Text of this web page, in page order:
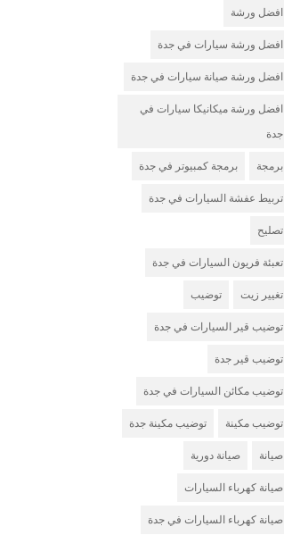
افضل ورشة
افضل ورشة سيارات في جدة
افضل ورشة صيانة سيارات في جدة
افضل ورشة ميكانيكا سيارات في
جدة
برمجة برمجة كمبيوتر في جدة
تربيط عفشة السيارات في جدة
تصليح
تعبئة فريون السيارات في جدة
تغيير زيت توضيب
توضيب قير السيارات في جدة
توضيب قير جدة
توضيب مكائن السيارات في جدة
توضيب مكينة توضيب مكينة جدة
صيانة صيانة دورية
صيانة كهرباء السيارات
صيانة كهرباء السيارات في جدة